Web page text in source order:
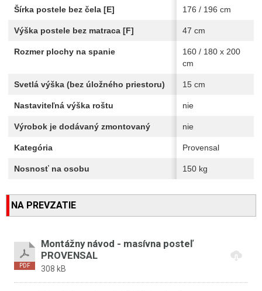
Šírka postele bez čela [E] 176 / 196 cm
Výška postele bez matraca [F] 47 cm
Rozmer plochy na spanie
160 / 180 x 200
cm
Svetlá výška (bez úložného priestoru) 15 cm
Nastaviteľná výška roštu nie
Výrobok je dodávaný zmontovaný nie
Kategória Provensal
Nosnosť na osobu 150 kg
NA PREVZATIE
Montážny návod - masívna posteľ
PROVENSAL
308 kB